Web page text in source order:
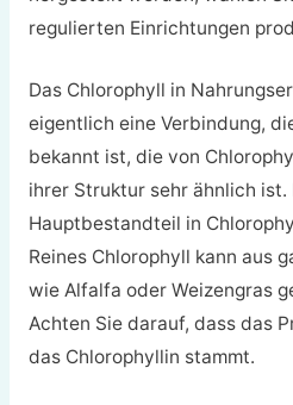
regulierten Einrichtungen
Das Chlorophyll in
eigentlich eine Verbindung,
bekannt ist, die von
ihrer Struktur sehr ähnlich ist.
Hauptbestandteil in
Reines Chlorophyll kann aus
wie Alfalfa oder Weizengras
Achten Sie darauf, dass das
das Chlorophyllin stammt.